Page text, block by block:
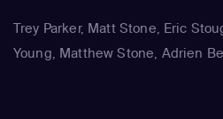
/ Butters Stotch / ManBearPig /
(Liane Cartman / Sharon Marsh /
Trey Parker, Matt Stone, Eric
Young, Matthew Stone, Adrien